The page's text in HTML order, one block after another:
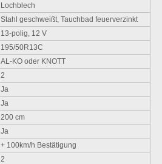
Lochblech
Stahl geschweißt, Tauchbad feuerverzinkt
13-polig, 12 V
195/50R13C
AL-KO oder KNOTT
2
Ja
Ja
200 cm
Ja
+ 100km/h Bestätigung
2